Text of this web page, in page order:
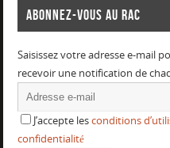
ABONNEZ-VOUS AU RAC
Saisissez votre adresse e-mail
recevoir une notification de
J’accepte lesconditions
confidentialité